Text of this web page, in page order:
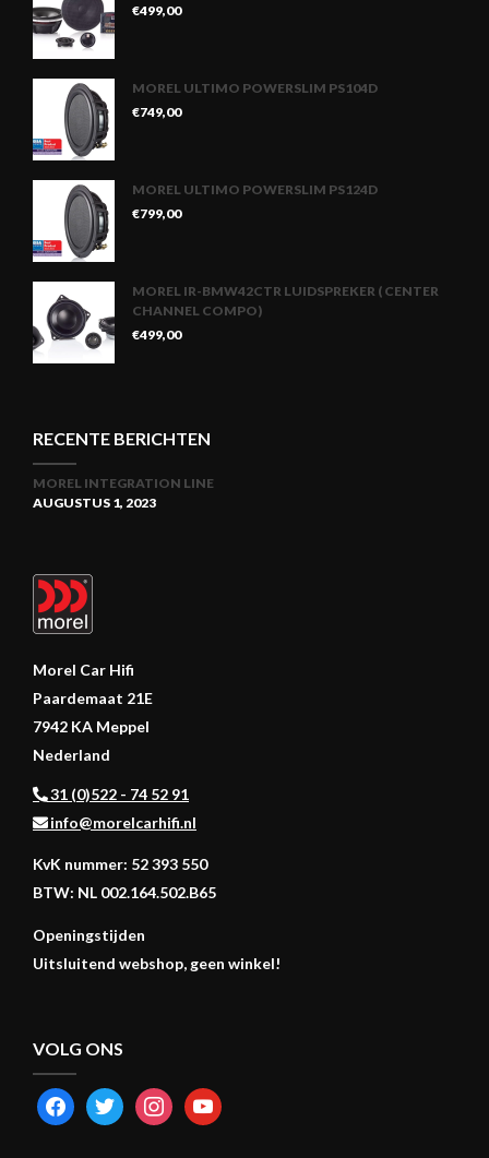
€499,00
MOREL ULTIMO POWERSLIM PS104D
€749,00
MOREL ULTIMO POWERSLIM PS124D
€799,00
MOREL IR-BMW42CTR LUIDSPREKER ( CENTER
CHANNEL COMPO)
€499,00
RECENTE BERICHTEN
MOREL INTEGRATION LINE
AUGUSTUS 1, 2023
Morel Car Hifi
Paardemaat 21E
7942 KA Meppel
Nederland
31 (0)522 - 74 52 91
info@morelcarhifi.nl
KvK nummer: 52 393 550
BTW: NL 002.164.502.B65
Openingstijden
Uitsluitend webshop, geen winkel!
VOLG ONS
FACEBOOKTWITTERINSTAGRAM
YOUTUBE